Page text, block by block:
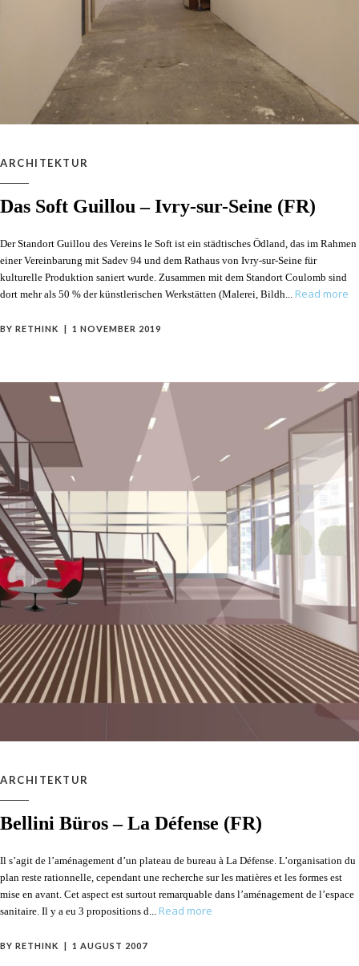
ARCHITEKTUR
Das Soft Guillou – Ivry-sur-Seine (FR)
Der Standort Guillou des Vereins le Soft ist ein städtisches Ödland, das im Rahmen
einer Vereinbarung mit Sadev 94 und dem Rathaus von Ivry-sur-Seine für
kulturelle Produktion saniert wurde. Zusammen mit dem Standort Coulomb sind
dort mehr als 50 % der künstlerischen Werkstätten (Malerei, Bildh
Read more
BY RETHINK 1 NOVEMBER 2019
ARCHITEKTUR
Bellini Büros – La Défense (FR)
Il s’agit de l’aménagement d’un plateau de bureau à La Défense. L’organisation du
plan reste rationnelle, cependant une recherche sur les matières et les formes est
mise en avant. Cet aspect est surtout remarquable dans l’aménagement de l’espace
sanitaire. Il y a eu 3 propositions d
Read more
BY RETHINK 1 AUGUST 2007